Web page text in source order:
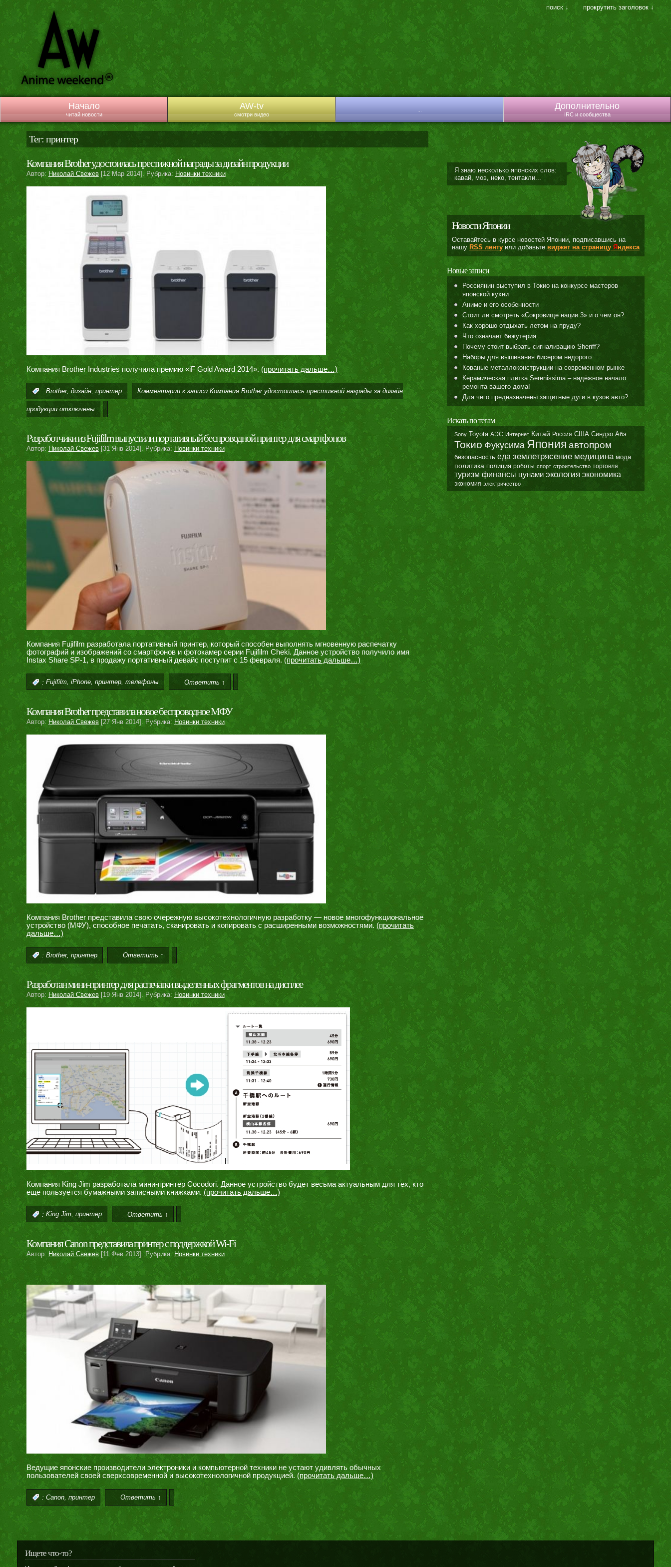
Начало
читай новости
AW-tv
смотри видео
Дополнительно
IRC и сообщества
поиск ↓ прокрутить заголовок ↓
Тег: принтер
Компания Brother удостоилась престижной награды за дизайн продукции
Автор: Николай Свежев[12 Мар 2014]. Рубрика: Новинки техники
Компания Brother Industries получила премию «iF Gold Award 2014». (прочитать дальше…)
: Brother, дизайн, принтер Комментариик записи Компания Brother удостоилась престижной награды за дизайн
продукцииотключены
Разработчики из Fujifilm выпустили портативный беспроводной принтер для смартфонов
Автор: Николай Свежев[31 Янв 2014]. Рубрика: Новинки техники
Компания Fujifilm разработала портативный принтер, который способен выполнять мгновенную распечатку
фотографий и изображений со смартфонов и фотокамер серии Fujifilm Cheki. Данное устройство получило имя
Instax Share SP-1, в продажу портативный девайс поступит с 15 февраля. (прочитать дальше…)
: Fujifilm, iPhone, принтер, телефоны Ответить ↑
Компания Brother представила новое беспроводное МФУ
Автор: Николай Свежев[27 Янв 2014]. Рубрика: Новинки техники
Компания Brother представила свою очережную высокотехнологичную разработку — новое многофункциональное
устройство (МФУ), способное печатать, сканировать и копировать с расширенными возможностями. (прочитать
дальше…)
: Brother, принтер Ответить ↑
Разработан мини-принтер для распечатки выделенных фрагментов на дисплее
Автор: Николай Свежев[19 Янв 2014]. Рубрика: Новинки техники
Компания King Jim разработала мини-принтер Cocodori. Данное устройство будет весьма актуальным для тех, кто
еще пользуется бумажными записными книжками. (прочитать дальше…)
: King Jim, принтер Ответить ↑
Компания Canon представила принтер с поддержкой Wi-Fi
Автор: Николай Свежев[11 Фев 2013]. Рубрика: Новинки техники
Ведущие японские производители электроники и компьютерной техники не устают удивлять обычных
пользователей своей сверхсовременной и высокотехнологичной продукцией. (прочитать дальше…)
: Canon, принтер Ответить ↑
Я знаю несколько японских слов:
кавай, моэ, неко, тентакли...
Новости Японии
Оставайтесь в курсе новостей Японии, подписавшись на
нашу RSS лентуили добавьте виджет на страницу Яндекса
Новые записи
Россиянин выступил в Токио на конкурсе мастеров
японской кухни
Аниме и его особенности
Стоит ли смотреть «Сокровище нации 3» и о чем он?
Как хорошо отдыхать летом на пруду?
Что означает бижутерия
Почему стоит выбрать сигнализацию Sheriff?
Наборы для вышивания бисером недорого
Кованые металлоконструкции на современном рынке
Керамическая плитка Serenissima – надёжное начало
ремонта вашего дома!
Для чего предназначены защитные дуги в кузов авто?
Искать по тегам
Sony Toyota АЭС Интернет Китай Россия США Синдзо Абэ
Токио Фукусима Япония автопром
безопасность еда землетрясение медицина мода
политика полиция роботы спорт строительство торговля
туризм финансы цунами экология экономика
экономия электричество
Ищете что-то?